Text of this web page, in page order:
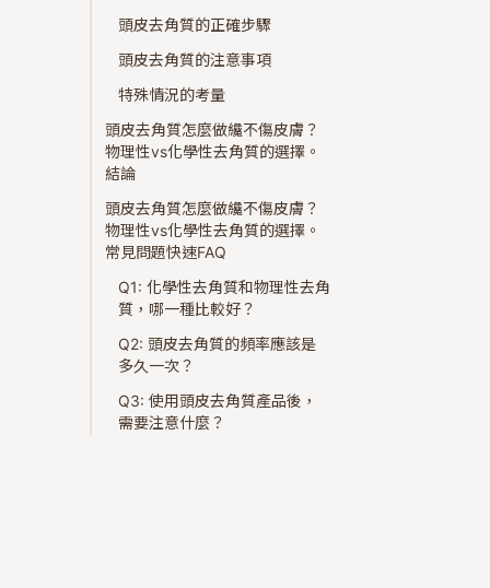
頭皮去角質的正確步驟
頭皮去角質的注意事項
特殊情況的考量
頭皮去角質怎麼做纔不傷皮膚？
物理性vs化學性去角質的選擇。
結論
頭皮去角質怎麼做纔不傷皮膚？
物理性vs化學性去角質的選擇。
常見問題快速FAQ
Q1: 化學性去角質和物理性去角
質，哪一種比較好？
Q2: 頭皮去角質的頻率應該是
多久一次？
Q3: 使用頭皮去角質產品後，
需要注意什麼？